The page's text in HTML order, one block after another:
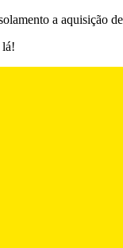
a aquisição
lá!